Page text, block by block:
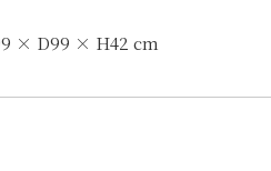
× D99 × H42 cm